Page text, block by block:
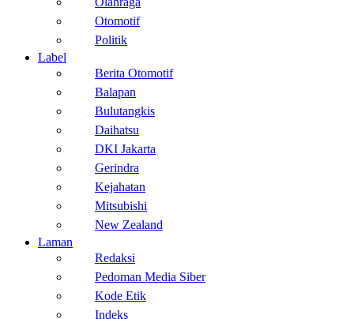
Otomotif
Politik
Label
Berita Otomotif
Balapan
Bulutangkis
Daihatsu
DKI Jakarta
Gerindra
Kejahatan
Mitsubishi
New Zealand
Laman
Redaksi
Pedoman Media Siber
Kode Etik
Indeks